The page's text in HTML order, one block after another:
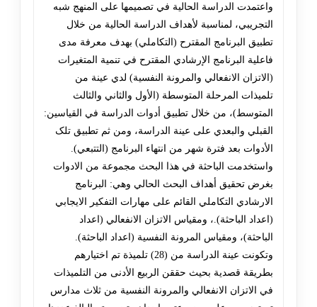
واعتمدت الدراسة الحالية في تصميمها على المنهج شبه
التجريبي، لمناسبة لأهداف الدراسة الحالية من خلال
تطبيق البرنامج المقترح (التکاملي) بهدف معرفة مدى
فاعلية البرنامج الإرشادي المقترح في تنمية المتغيرات
(الاتزان الانفعالي والمرونة النفسية) لدي عينة من
تلميذات المرحلة المتوسطة (الأول والثاني والثالث
المتوسط)، من خلال تطبيق أدوات الدراسة في القياسين:
القبلي والبعدي على عينة الدراسة، ومن ثم تطبيق تلک
الأدوات بعد فترة شهر من انتهاء البرنامج (التتبعي).
واستخدمت الباحثة في هذا البحث مجموعة من الادوات
بغرض تحقيق أهداف البحث الحالي وهي: البرنامج
الارشادي التکاملي القائم على مهارات التفکير الايجابي
(اعداد الباحثة).، ومقياس الاتزان الانفعالي (اعداد
الباحثة)، ومقياس المرونة النفسية (اعداد الباحثة).
وتکونت عينة الدراسة من (28) تلميذة تم اختيارهم
بطريقة قصدية بحيث حققن الربيع الأدنى من التلميذات
في الاتزان الانفعالي والمرونة النفسية من ثلاث مدارس